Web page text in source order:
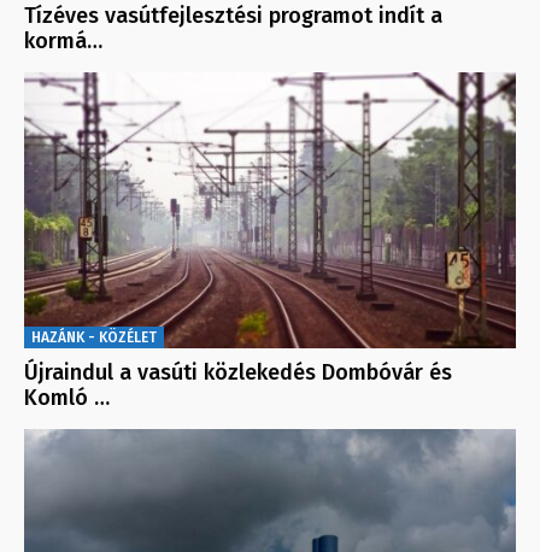
Tízéves vasútfejlesztési programot indít a
kormá…
HAZÁNK - KÖZÉLET
Újraindul a vasúti közlekedés Dombóvár és
Komló …